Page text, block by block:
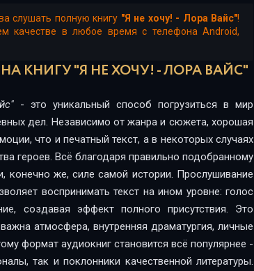
слушать полную книгу "Я не хочу! - Лора Вайс"!
качестве в любое время с телефона Android,
КНИГУ "Я НЕ ХОЧУ! - ЛОРА ВАЙС"
- это уникальный способ погрузиться в мир
дел. Независимо от жанра и сюжета, хорошая
что и печатный текст, а в некоторых случаях
героев. Всё благодаря правильно подобранному
конечно же, силе самой истории. Прослушивание
воспринимать текст на ином уровне: голос
создавая эффект полного присутствия. Это
атмосфера, внутренняя драматургия, личные
формат аудиокниг становится всё популярнее -
так и поклонники качественной литературы.